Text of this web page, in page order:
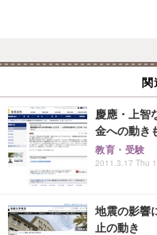
関
慶應・上智
金への動き
教育・受験
2011.3.17 Thu
地震の影響
止の動き